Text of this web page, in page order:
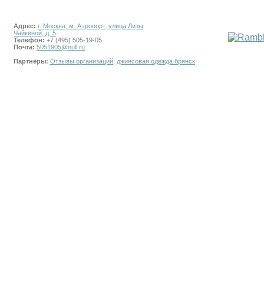
Адрес: г. Москва, м. Аэропорт, улица Лизы
Чайкиной, д. 5
Телефон: +7 (495) 505-19-05
Почта: 5051905@null.ru
Партнёры: Отзывы организаций джинсовая одежда брянск